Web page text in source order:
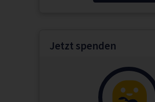
Jetzt spenden